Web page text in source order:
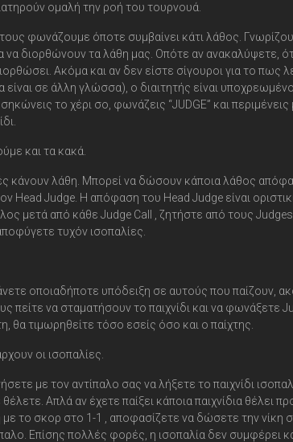
ομαλή την ροή του τουρνουά.
φωνάζουμε όποτε συμβαίνει κάτι λάθος.
να διορθώνουν τα λάθη μας. Οπότε αν ανακαλύψετε,
Ακόμα και αν δεν είστε σίγουροι για το πως
είναι σε άλλη γλώσσα), ο διαιτητής είναι
το χέρι σο, φωνάζεις “JUDGE” και
και τα κακά.
κάνουν λάθη. Μπορεί να δώσουν κάποια λάθος
Head Judge. Η απόφαση του Head Judge είναι
μετά από κάθε Judge Call , ζητήστε από τους Judges
τυχόν ισοπαλίες.
οποιαδήποτε υπόδειξη σε αυτούς που παίζουν,
πείτε να σταματήσουν το παιχνίδι και να φωνάξετε
θα τιμωρηθείτε τόσο εσείς όσο και ο παίχτης.
οι ισοπαλίες.
με τον αντίπαλο σας να λήξετε το παιχνίδι
Απλά αν έχετε παίξει κάποια παιχνίδια θέλει
το σκορ στο 1-1 , αποφασίζετε να δώσετε την νίκη
Επίσης πολλές φορές, η ισοπαλία δεν συμφέρει